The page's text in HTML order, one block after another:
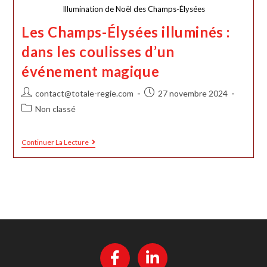
Illumination de Noël des Champs-Élysées
Les Champs-Élysées illuminés :
dans les coulisses d’un
événement magique
contact@totale-regie.com
27 novembre 2024
Non classé
Continuer La Lecture